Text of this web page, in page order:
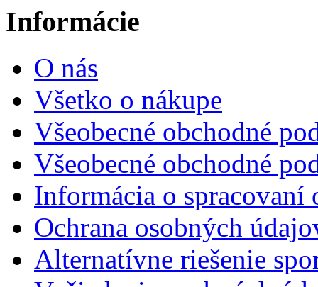
Informácie
O nás
Všetko o nákupe
Všeobecné obchodné
Všeobecné obchodné
Informácia o spracovaní
Ochrana osobných
Alternatívne riešenie